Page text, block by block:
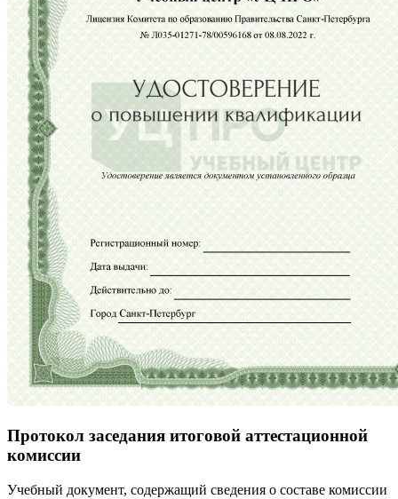
Протокол заседания итоговой аттестационной
комиссии
Учебный документ, содержащий сведения о составе комиссии